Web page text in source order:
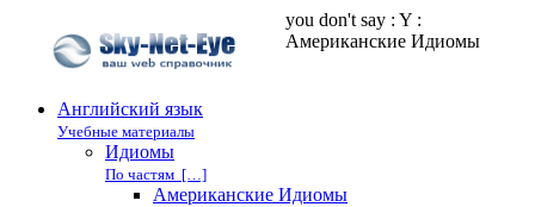
you don't say : Y :
Американские Идиомы
Английский язык
Учебные материалы
Идиомы
По частям […]
Американские Идиомы